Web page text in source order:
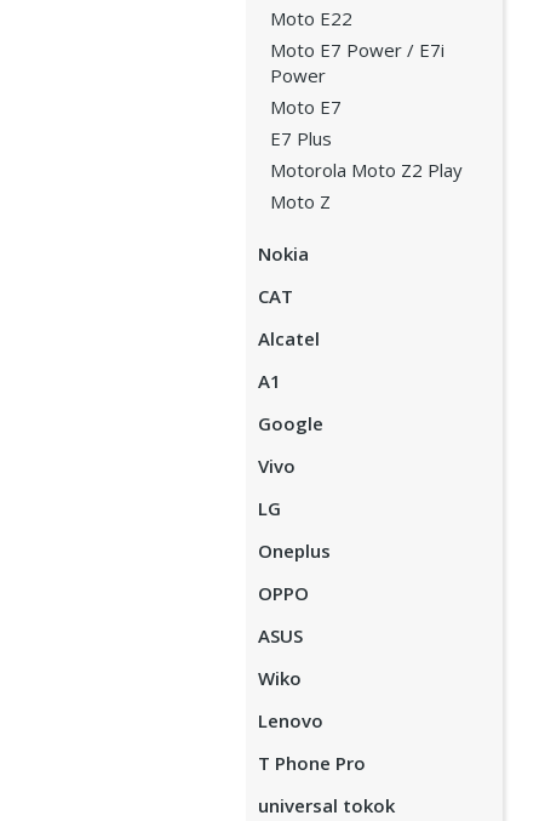
Moto E22
Moto E7 Power / E7i
Power
Moto E7
E7 Plus
Motorola Moto Z2 Play
Moto Z
Nokia
CAT
Alcatel
A1
Google
Vivo
LG
Oneplus
OPPO
ASUS
Wiko
Lenovo
T Phone Pro
universal tokok